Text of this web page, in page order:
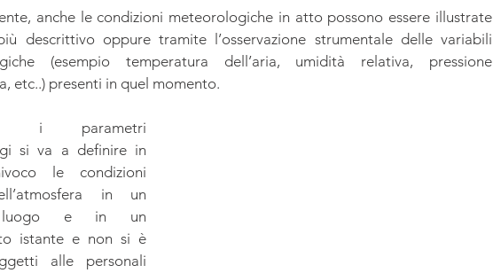
anche le condizioni meteorologiche in atto possono essere illustrate
descrittivo oppure tramite l’osservazione strumentale delle variabili
(esempio temperatura dell’aria, umidità relativa, pressione
etc..) presenti in quel momento.
i parametri
si va a definire in
le condizioni
in un
luogo e in un
istante e non si è
alle personali